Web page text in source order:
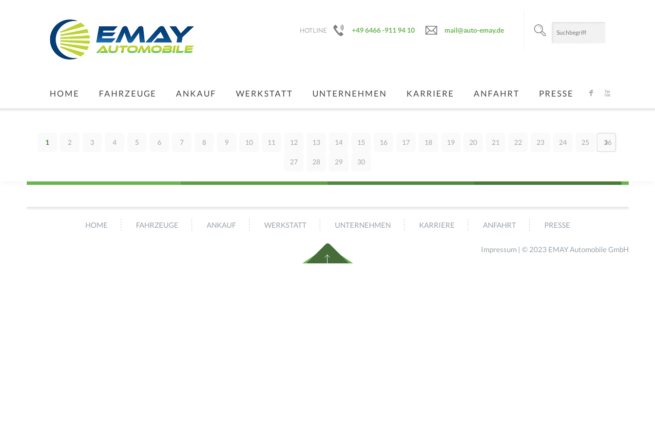
F X
HOTLINE +49 6466 -911 94 10 mail@auto-emay.de
HOME FAHRZEUGE ANKAUF WERKSTATT UNTERNEHMEN KARRIERE ANFAHRT PRESSE
1 2 3 4 5 6 7 8 9 10 11 12 13 14 15 16 17 18 19 20 21 22 23 24 25 26
27 28 29 30
HOME FAHRZEUGE ANKAUF WERKSTATT UNTERNEHMEN KARRIERE ANFAHRT PRESSE
Impressum| © 2023 EMAY Automobile GmbH